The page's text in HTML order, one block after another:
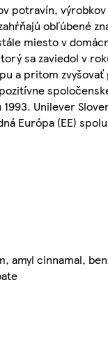
potravín,
obľúbené
miesto v
sa zaviedol v
a pritom
Unilever
Európa (EE)
amyl cinnamal,